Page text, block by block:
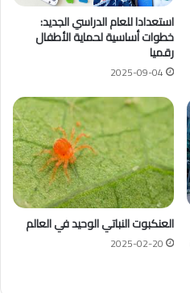
استعدادا للعام الدراسي الجديد:
خطوات أساسية لحماية الأطفال
رقميا
2025-09-04
العنكبوت النباتي الوحيد في العالم
2025-02-20